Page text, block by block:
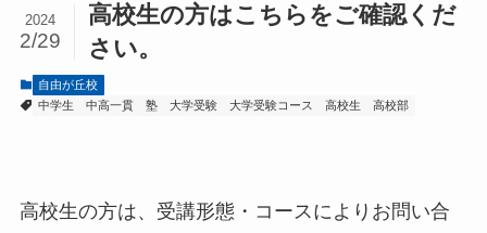
高校生の方はこちらをご確認くだ
さい。
2024
2/29
自由が丘校
中学生
中高一貫 塾 大学受験 大学受験コース 高校生 高校部
高校生の方は、受講形態・コースによりお問い合